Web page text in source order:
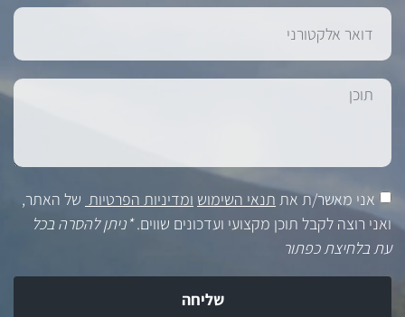
אני מאשר/ת את תנאי השימוש ומדיניות הפרטיות של האתר,
ואני רוצה לקבל תוכן מקצועי ועדכונים שווים.*ניתן להסרה בכל
עת בלחיצת כפתור
שליחה